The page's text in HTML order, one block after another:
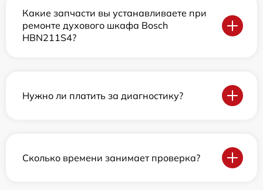
Какие запчасти вы устанавливаете при
ремонте духового шкафа Bosch
HBN211S4?
Нужно ли платить за диагностику?
Сколько времени занимает проверка?